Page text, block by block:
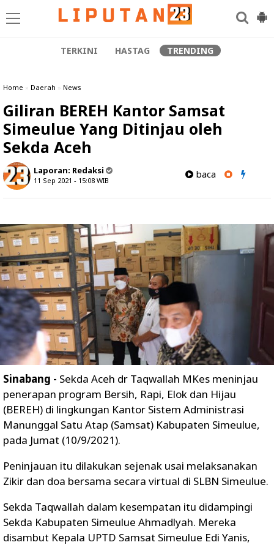
TERKINI HASTAG TRENDING
Home » Daerah » News
Giliran BEREH Kantor Samsat
Simeulue Yang Ditinjau oleh
Sekda Aceh
Laporan: Redaksi
11 Sep 2021 - 15:08 WIB
baca
Sinabang - Sekda Aceh dr Taqwallah MKes meninjau
penerapan program Bersih, Rapi, Elok dan Hijau
(BEREH) di lingkungan Kantor Sistem Administrasi
Manunggal Satu Atap (Samsat) Kabupaten Simeulue,
pada Jumat (10/9/2021).
Peninjauan itu dilakukan sejenak usai melaksanakan
Zikir dan doa bersama secara virtual di SLBN Simeulue.
Sekda Taqwallah dalam kesempatan itu didampingi
Sekda Kabupaten Simeulue Ahmadlyah. Mereka
disambut Kepala UPTD Samsat Simeulue Edi Yanis,